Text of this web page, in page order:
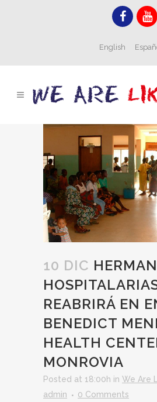
English
10 DIC
REABRIRÁ EN
BENEDICT
HEALTH
MONROVIA
Posted at 18:00h in We Are
admin
0 Comments